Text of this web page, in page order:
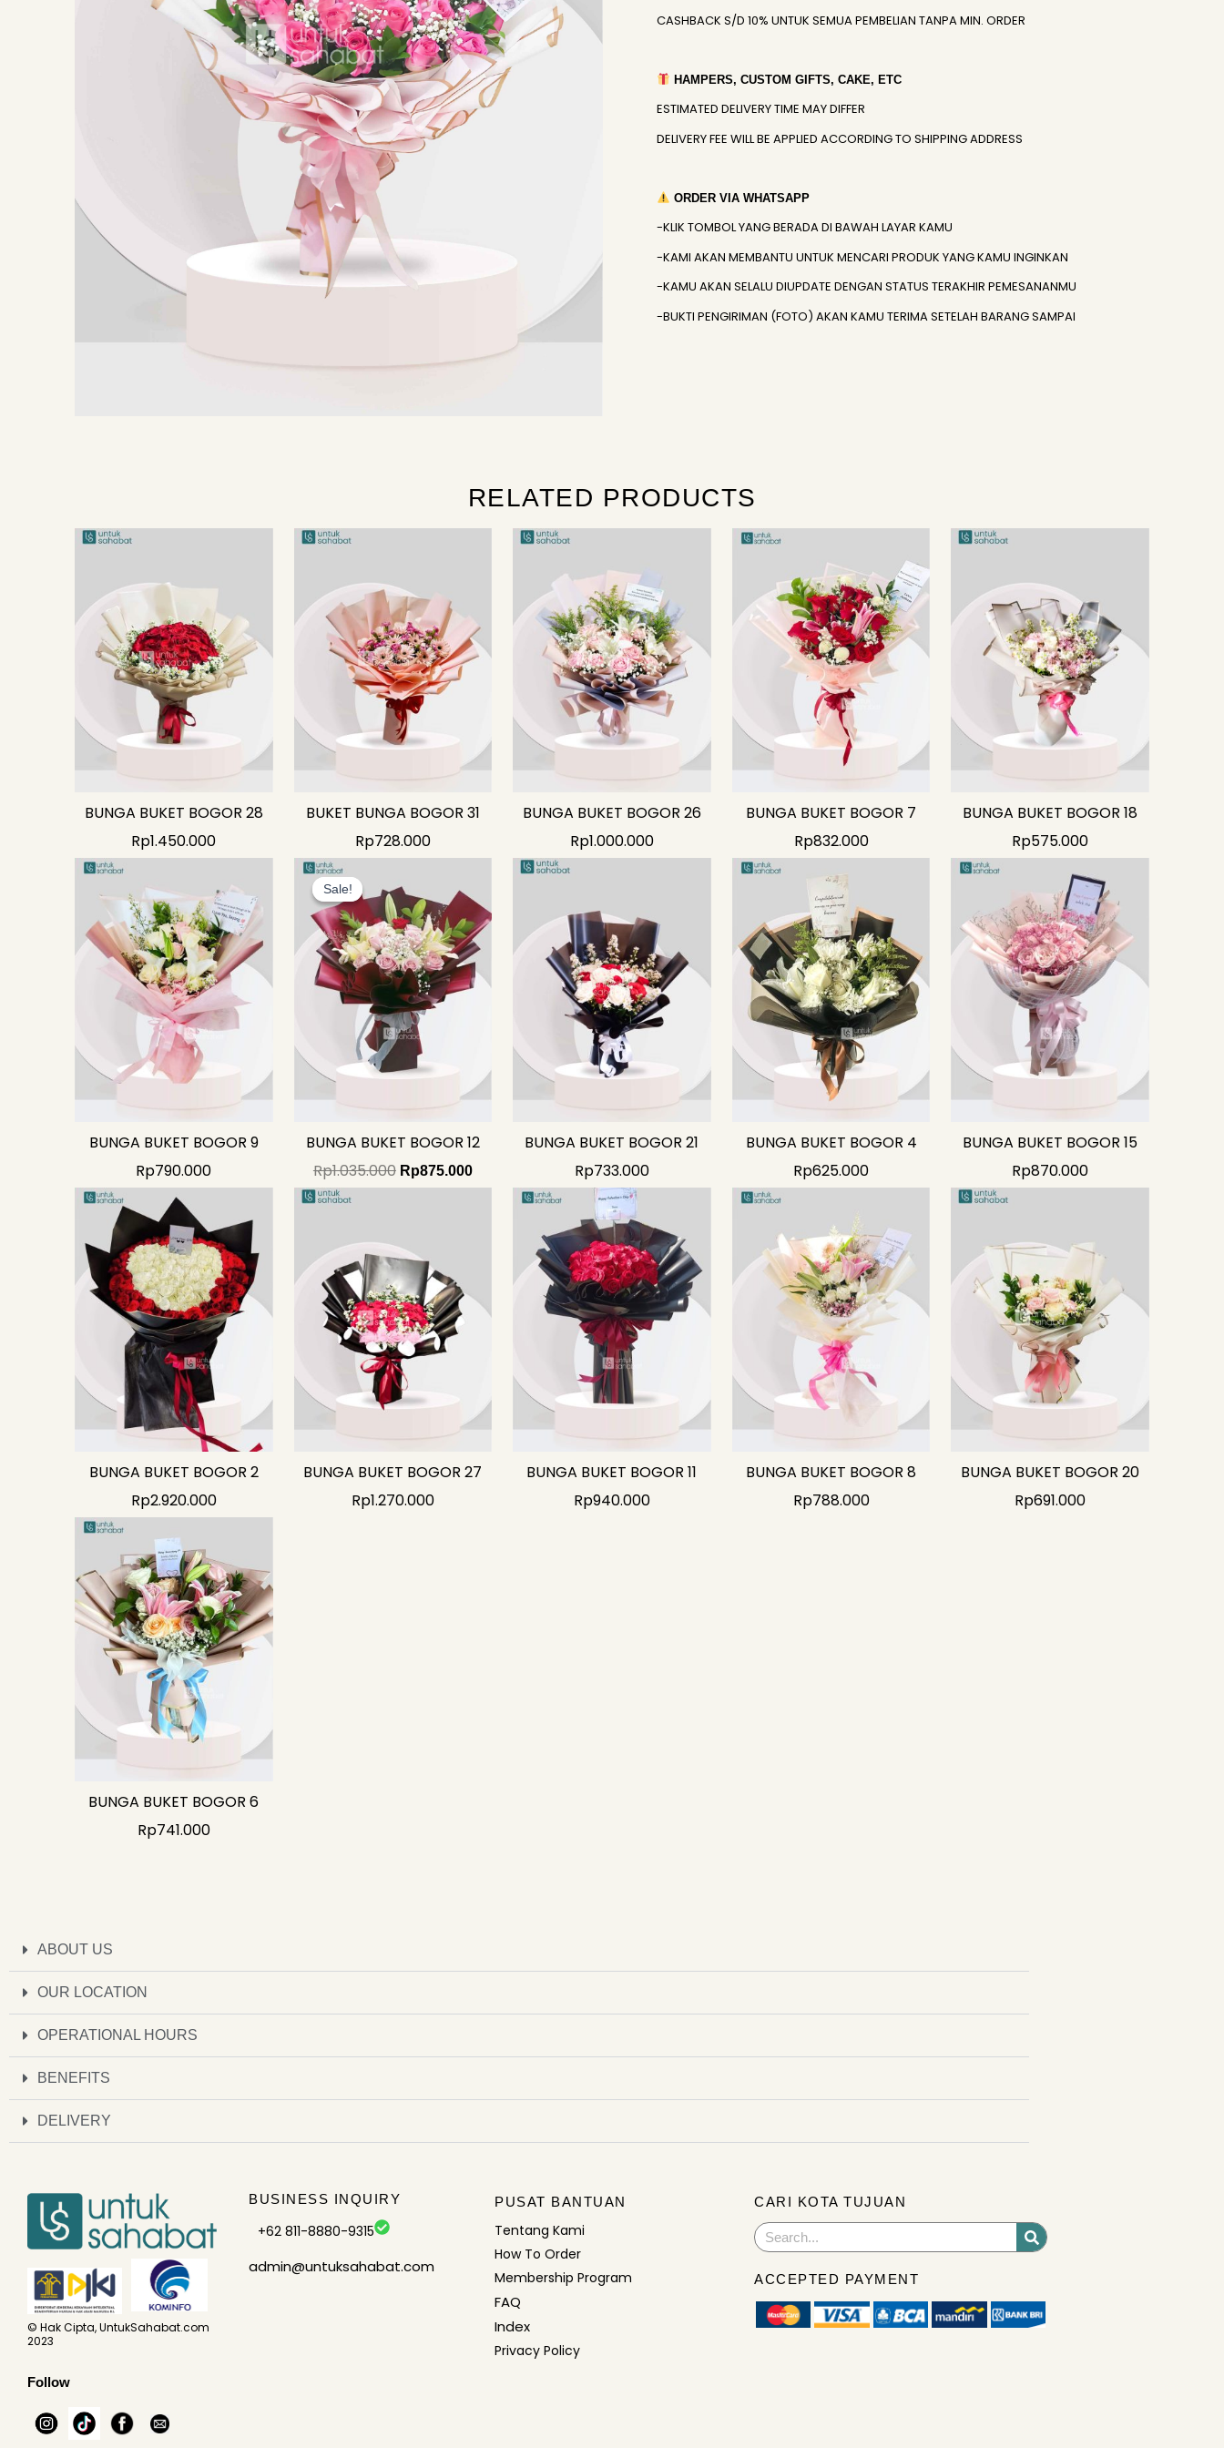
CASHBACK S/D 10% UNTUK SEMUA PEMBELIAN TANPA MIN. ORDER
HAMPERS, CUSTOM GIFTS, CAKE, ETC
ESTIMATED DELIVERY TIME MAY DIFFER
DELIVERY FEE WILL BE APPLIED ACCORDING TO SHIPPING ADDRESS
ORDER VIA WHATSAPP
-KLIK TOMBOL YANG BERADA DI BAWAH LAYAR KAMU
-KAMI AKAN MEMBANTU UNTUK MENCARI PRODUK YANG KAMU INGINKAN
-KAMU AKAN SELALU DIUPDATE DENGAN STATUS TERAKHIR PEMESANANMU
-BUKTI PENGIRIMAN (FOTO) AKAN KAMU TERIMA SETELAH BARANG SAMPAI
RELATED PRODUCTS
BUNGA BUKET BOGOR 28
Rp1.450.000
BUKET BUNGA BOGOR 31
Rp728.000
BUNGA BUKET BOGOR 26
Rp1.000.000
BUNGA BUKET BOGOR 7
Rp832.000
BUNGA BUKET BOGOR 18
Rp575.000
BUNGA BUKET BOGOR 9
Rp790.000
Sale!
Sale!
BUNGA BUKET BOGOR 12
Rp1.035.000
price
was:
Rp1.035.000.
Rp875.000
Current
is:
Rp875.000.
BUNGA BUKET BOGOR 21
Rp733.000
BUNGA BUKET BOGOR 4
Rp625.000
BUNGA BUKET BOGOR 15
Rp870.000
BUNGA BUKET BOGOR 2
Rp2.920.000
BUNGA BUKET BOGOR 27
Rp1.270.000
BUNGA BUKET BOGOR 11
Rp940.000
BUNGA BUKET BOGOR 8
Rp788.000
BUNGA BUKET BOGOR 20
Rp691.000
BUNGA BUKET BOGOR 6
Rp741.000
ABOUT US
OUR LOCATION
OPERATIONAL HOURS
BENEFITS
DELIVERY
© Hak Cipta, UntukSahabat.com
2023
Follow
BUSINESS INQUIRY
+62 811-8880-9315
admin@untuksahabat.com
PUSAT BANTUAN
Tentang Kami
How To Order
Membership Program
FAQ
Index
Privacy Policy
CARI KOTA TUJUAN
Search
ACCEPTED PAYMENT